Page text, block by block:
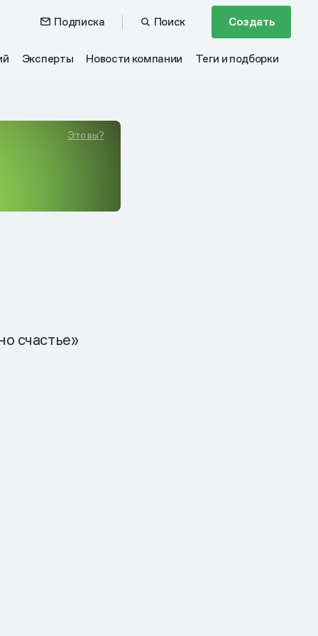
Подписка Поиск Создать
Эксперты Новости компании Теги и подборки
Это вы?
счастье»